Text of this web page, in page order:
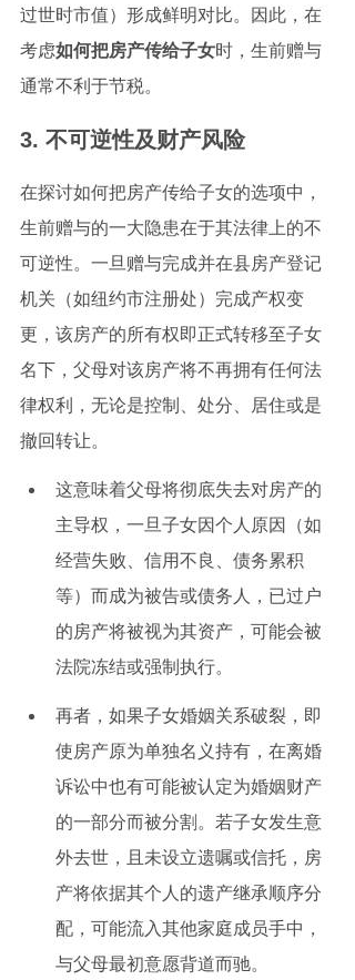
过世时市值）形成鲜明对比。因此，在
考虑如何把房产传给子女时，生前赠与
通常不利于节税。
3. 不可逆性及财产风险
在探讨如何把房产传给子女的选项中，
生前赠与的一大隐患在于其法律上的不
可逆性。一旦赠与完成并在县房产登记
机关（如纽约市注册处）完成产权变
更，该房产的所有权即正式转移至子女
名下，父母对该房产将不再拥有任何法
律权利，无论是控制、处分、居住或是
撤回转让。
这意味着父母将彻底失去对房产的
主导权，一旦子女因个人原因（如
经营失败、信用不良、债务累积
等）而成为被告或债务人，已过户
的房产将被视为其资产，可能会被
法院冻结或强制执行。
再者，如果子女婚姻关系破裂，即
使房产原为单独名义持有，在离婚
诉讼中也有可能被认定为婚姻财产
的一部分而被分割。若子女发生意
外去世，且未设立遗嘱或信托，房
产将依据其个人的遗产继承顺序分
配，可能流入其他家庭成员手中，
与父母最初意愿背道而驰。